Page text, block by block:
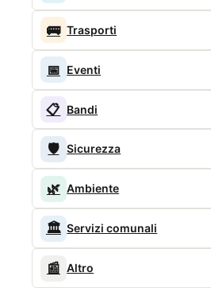
🚌 Trasporti
📅 Eventi
📋 Bandi
🛡️ Sicurezza
🌿 Ambiente
🏛️ Servizi comunali
📰 Altro